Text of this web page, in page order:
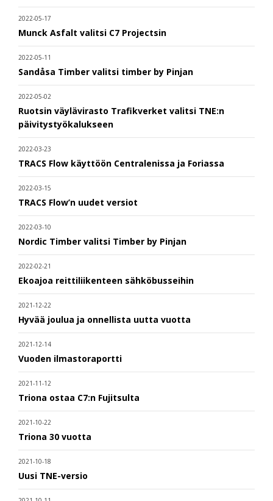
2022-05-17
Munck Asfalt valitsi C7 Projectsin
2022-05-11
Sandåsa Timber valitsi timber by Pinjan
2022-05-02
Ruotsin väylävirasto Trafikverket valitsi TNE:n
päivitystyökalukseen
2022-03-23
TRACS Flow käyttöön Centralenissa ja Foriassa
2022-03-15
TRACS Flow’n uudet versiot
2022-03-10
Nordic Timber valitsi Timber by Pinjan
2022-02-21
Ekoajoa reittiliikenteen sähköbusseihin
2021-12-22
Hyvää joulua ja onnellista uutta vuotta
2021-12-14
Vuoden ilmastoraportti
2021-11-12
Triona ostaa C7:n Fujitsulta
2021-10-22
Triona 30 vuotta
2021-10-18
Uusi TNE-versio